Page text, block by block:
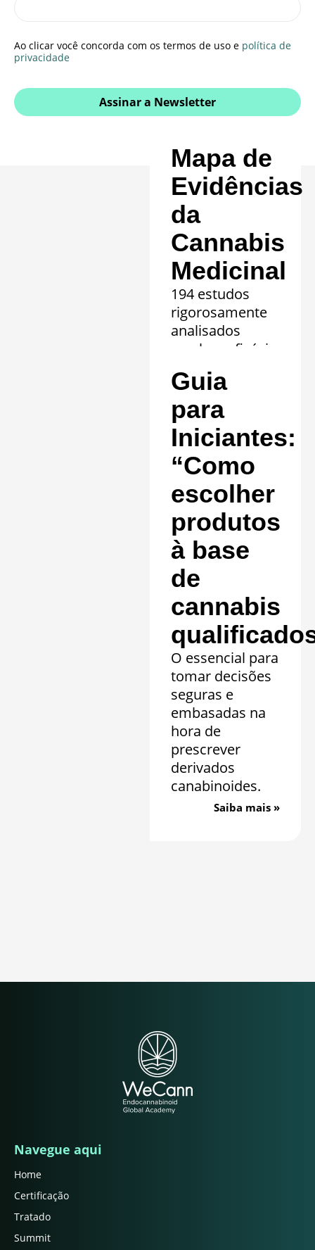
Ao clicar você concorda com os termos de uso e política de
privacidade
Assinar a Newsletter
Mapa de
Evidências
da
Cannabis
Medicinal
194 estudos
rigorosamente
analisados
revelam eficácia
comprovada em
20 quadros
clínicos.
Saiba mais »
Guia
para
Iniciantes:
“Como
escolher
produtos
à base
de
cannabis
O essencial para
tomar decisões
seguras e
embasadas na
hora de
prescrever
derivados
canabinoides.
Saiba mais »
Navegue aqui
Home
Certificação
Tratado
Summit